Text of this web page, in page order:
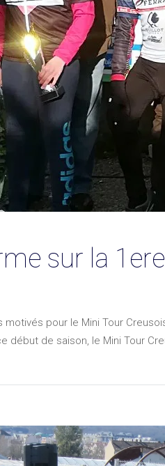
sur la
motivés pour le Mini Tour
début de saison, le Mini Tour